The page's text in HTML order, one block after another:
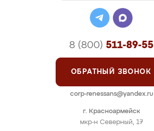
г. Красноармейск
мкр-н Северный, 17
8 (800) 511-89-55
ОБРАТНЫЙ ЗВОНОК
corp-renessans@yandex.ru